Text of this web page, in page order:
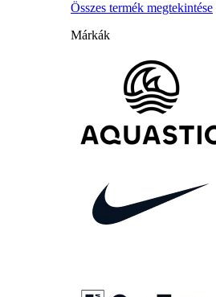
Összes termék megtekintése
Márkák